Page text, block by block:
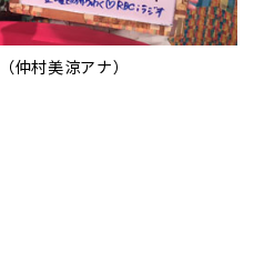
仲村美涼アナ）